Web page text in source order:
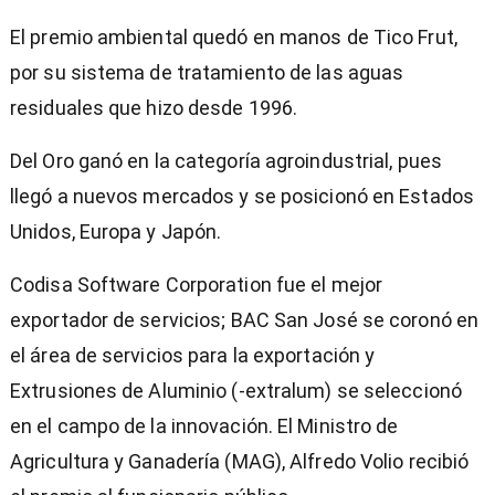
El premio ambiental quedó en manos de Tico Frut,
por su sistema de tratamiento de las aguas
residuales que hizo desde 1996.
Del Oro ganó en la categoría agroindustrial, pues
llegó a nuevos mercados y se posicionó en Estados
Unidos, Europa y Japón.
Codisa Software Corporation fue el mejor
exportador de servicios; BAC San José se coronó en
el área de servicios para la exportación y
Extrusiones de Aluminio (-extralum) se seleccionó
en el campo de la innovación. El Ministro de
Agricultura y Ganadería (MAG), Alfredo Volio recibió